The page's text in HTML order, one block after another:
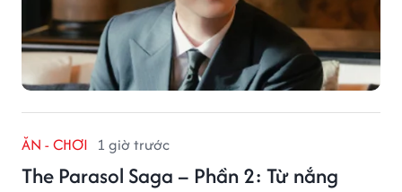
ĂN - CHƠI 1 giờ trước
The Parasol Saga – Phần 2: Từ nắng